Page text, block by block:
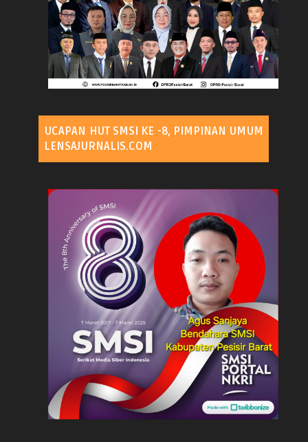
UCAPAN HUT SMSI KE -8, PIMPINAN UMUM
LENSAJURNALIS.COM